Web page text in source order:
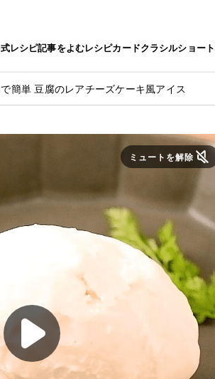
レシピ記事をよむレシピカードクラシルショート
簡単 豆腐のレアチーズケーキ風アイス
ミュートを解除